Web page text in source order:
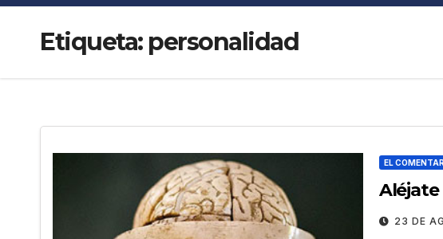
Etiqueta: personalidad
EL
Aléjate
23 DE